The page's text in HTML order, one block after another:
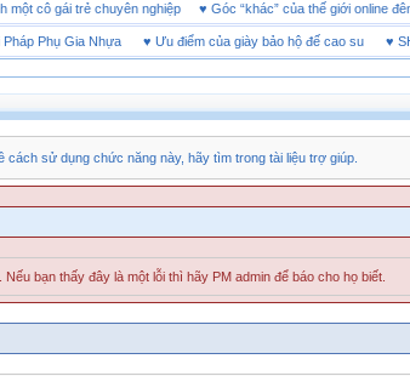
ảnh một cô gái trẻ chuyên nghiệp♥Góc “khác” của thế giới
Phụ Gia Nhựa♥ Ưu điểm của giày bảo hộ đế cao su♥
sử dụng chức năng này, hãy tìm trong tài liệu trợ giúp.
bạn thấy đây là một lỗi thì hãy PM admin để báo cho họ biết.